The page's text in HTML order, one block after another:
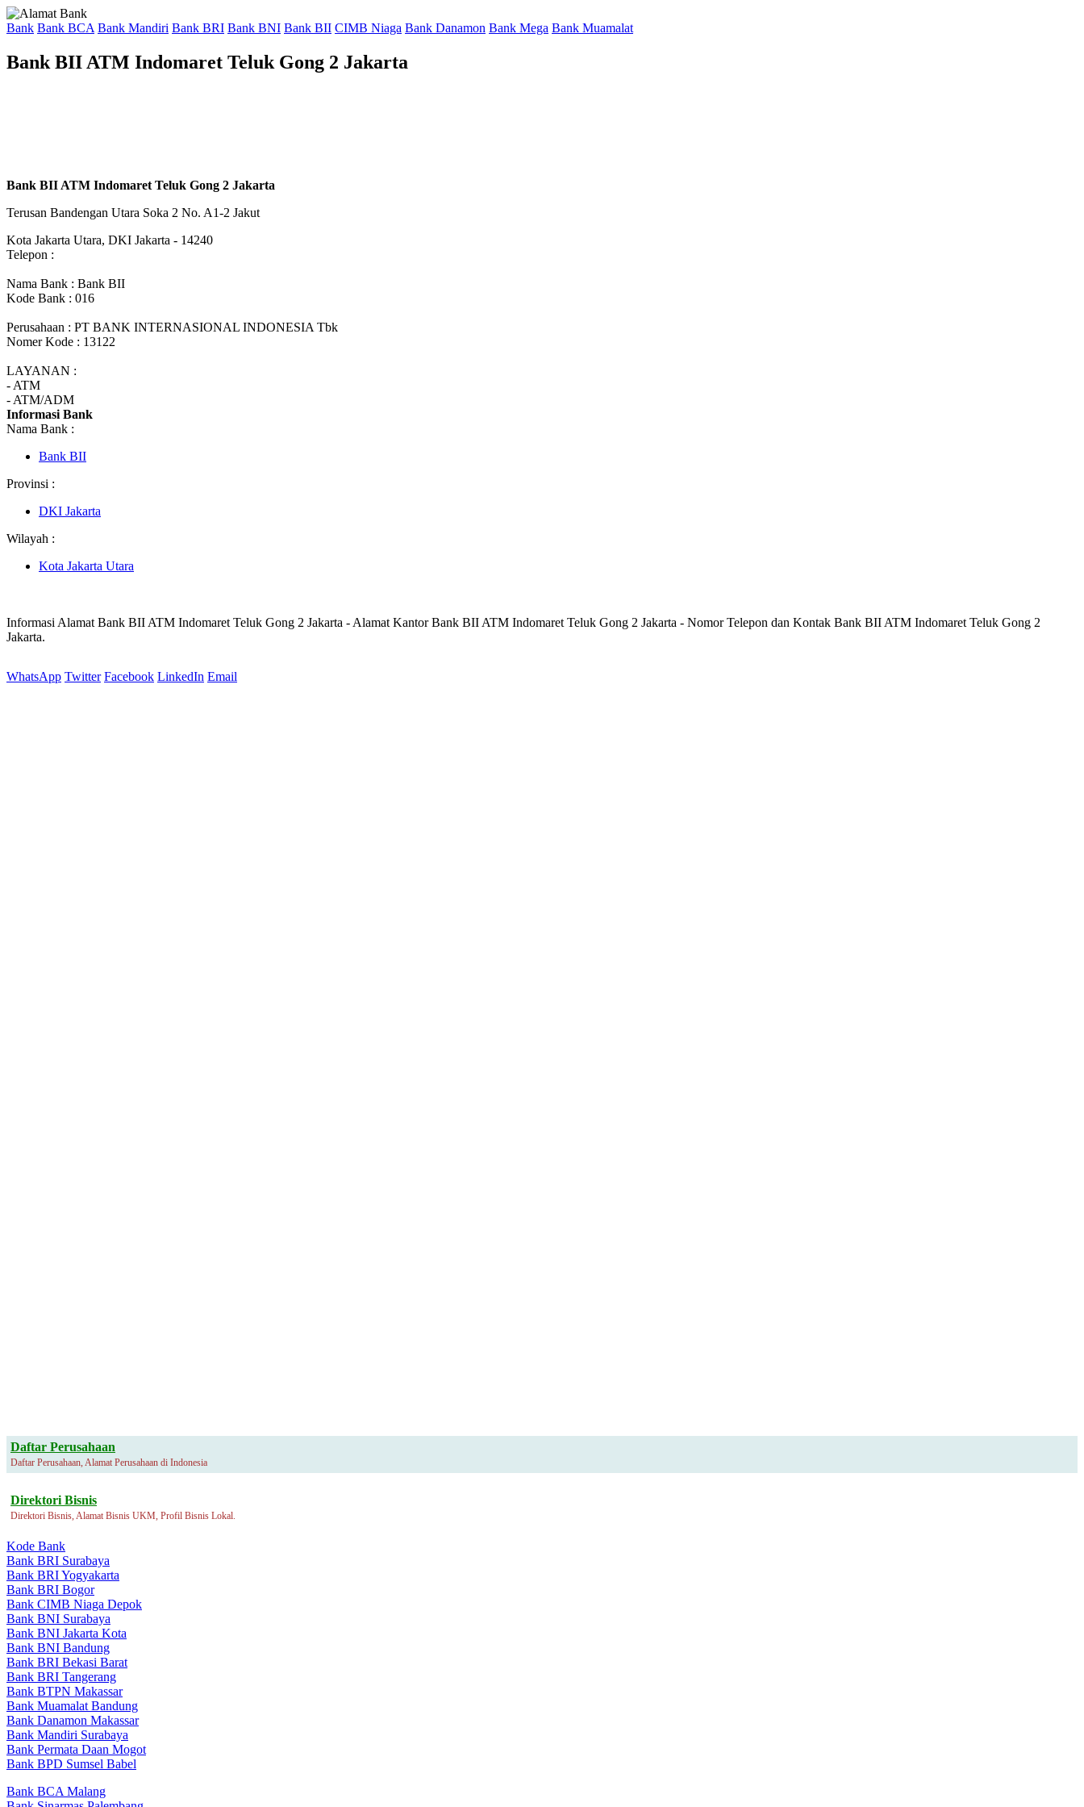
Bank Bank BCA Bank Mandiri Bank BRI Bank BNI Bank BII CIMB Niaga Bank Danamon Bank Mega Bank Muamalat
Bank BII ATM Indomaret Teluk Gong 2 Jakarta
Bank BII ATM Indomaret Teluk Gong 2 Jakarta
Terusan Bandengan Utara Soka 2 No. A1-2 Jakut
Kota Jakarta Utara, DKI Jakarta - 14240
Telepon :
Nama Bank : Bank BII
Kode Bank : 016
Perusahaan : PT BANK INTERNASIONAL INDONESIA Tbk
Nomer Kode : 13122
LAYANAN :
- ATM
- ATM/ADM
Informasi Bank
Nama Bank :
Bank BII
Provinsi :
DKI Jakarta
Wilayah :
Kota Jakarta Utara
Informasi Alamat Bank BII ATM Indomaret Teluk Gong 2 Jakarta - Alamat Kantor Bank BII ATM Indomaret Teluk Gong 2 Jakarta - Nomor Telepon dan Kontak Bank BII ATM Indomaret Teluk Gong 2
Jakarta.
WhatsApp Twitter Facebook LinkedIn Email
Daftar Perusahaan
Daftar Perusahaan, Alamat Perusahaan di Indonesia
Direktori Bisnis
Direktori Bisnis, Alamat Bisnis UKM, Profil Bisnis Lokal.
Kode Bank
Bank BRI Surabaya
Bank BRI Yogyakarta
Bank BRI Bogor
Bank CIMB Niaga Depok
Bank BNI Surabaya
Bank BNI Jakarta Kota
Bank BNI Bandung
Bank BRI Bekasi Barat
Bank BRI Tangerang
Bank BTPN Makassar
Bank Muamalat Bandung
Bank Danamon Makassar
Bank Mandiri Surabaya
Bank Permata Daan Mogot
Bank BPD Sumsel Babel
Bank BCA Malang